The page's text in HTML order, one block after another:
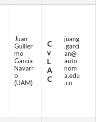
Juan
Guiller
mo
García
Navarr
o
(UAM)
C
v
L
A
C
juang
.garci
an@
auto
nom
a.edu
.co